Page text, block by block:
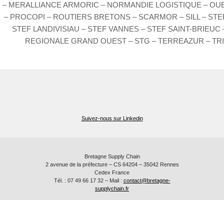
– MERALLIANCE ARMORIC – NORMANDIE LOGISTIQUE –
– PROCOPI – ROUTIERS BRETONS – SCARMOR – SILL –
STEF LANDIVISIAU – STEF VANNES – STEF SAINT-BRIEUC
REGIONALE GRAND OUEST – STG – TERREAZUR –
Suivez-nous sur Linkedin
Bretagne Supply Chain
2 avenue de la préfecture – CS 64204 – 35042 Rennes
Cedex France
Tél. : 07 49 66 17 32 – Mail : contact@bretagne-
supplychain.fr